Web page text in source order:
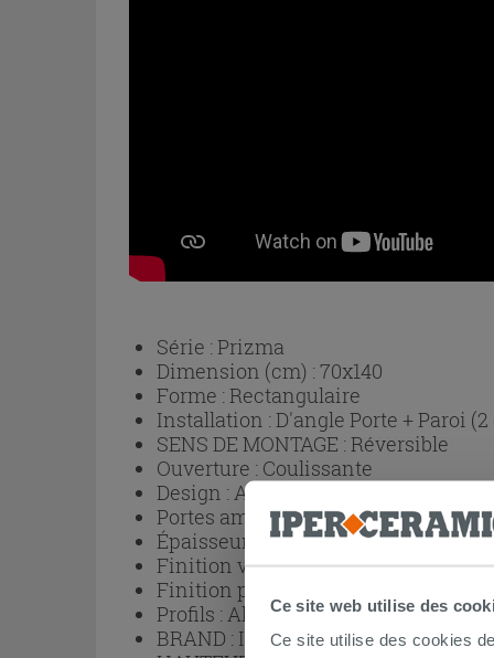
Ce site web utilise des
Ce site utilise des cookies
Série :Prizma
Dimension (cm) :70x140
Forme :Rectangulaire
Installation :D'angle Porte + Paroi (2
SENS DE MONTAGE :Réversible
Ouverture : Coulissante
Design :Avec profils
Portes amovibles pour un nettoyage
Épaisseur verre :6 mm
Finition verre :Trasparent
Finition profils :
Profils :Aluminium
BRAND : IPERCERAMICA